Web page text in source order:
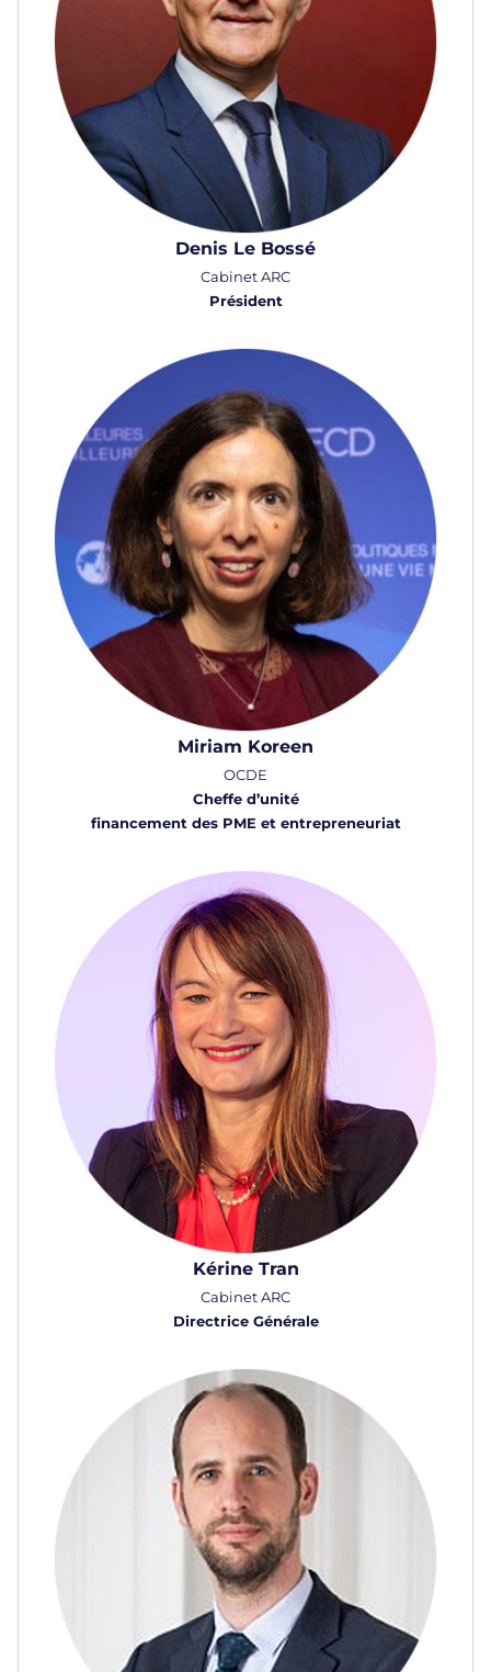
Denis Le Bossé
Cabinet ARC
Président
Miriam Koreen
OCDE
Cheffe d’unité
financement des PME et entrepreneuriat
Kérine Tran
Cabinet ARC
Directrice Générale